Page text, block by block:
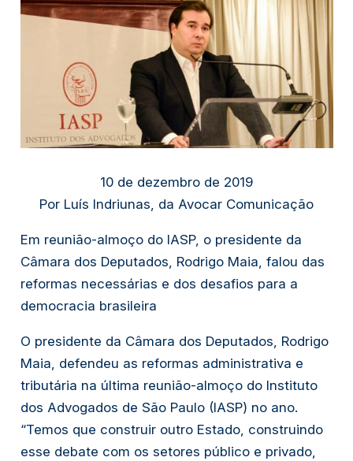
10 de dezembro de 2019
Por Luís Indriunas, da Avocar Comunicação
Em reunião-almoço do IASP, o presidente da
Câmara dos Deputados, Rodrigo Maia, falou das
reformas necessárias e dos desafios para a
democracia brasileira
O presidente da Câmara dos Deputados, Rodrigo
Maia, defendeu as reformas administrativa e
tributária na última reunião-almoço do Instituto
dos Advogados de São Paulo (IASP) no ano.
“Temos que construir outro Estado, construindo
esse debate com os setores público e privado,